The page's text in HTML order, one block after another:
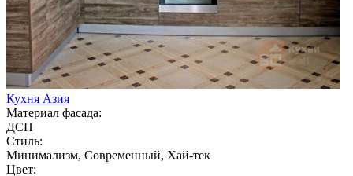
Кухня Азия
Материал фасада:
ДСП
Стиль:
Минимализм, Современный, Хай-тек
Цвет: